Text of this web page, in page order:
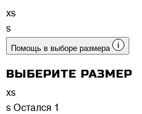
xs
s
Помощь в выборе размера
ВЫБЕРИТЕ РАЗМЕР
xs
s Остался 1